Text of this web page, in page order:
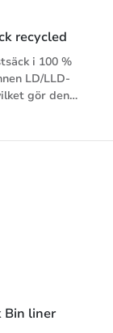
recycled
i 100 %
LD/LLD-
gör den
Bin liner